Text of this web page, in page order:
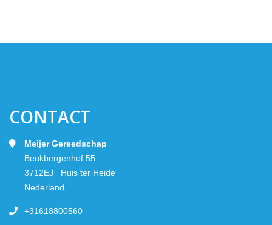
CONTACT
Meijer Gereedschap
Beukbergenhof 55
3712EJ Huis ter Heide
Nederland
+31618800560